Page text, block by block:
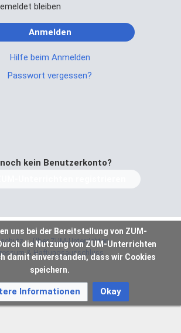
bleiben
Anmelden
Hilfe beim Anmelden
Passwort vergessen?
kein Benutzerkonto?
Über ZUM-Unterrichten
& Haftungsausschluss
uns bei der Bereitstellung von ZUM-
die Nutzung von ZUM-Unterrichten
damit einverstanden, dass wir Cookies
speichern.
Informationen Okay